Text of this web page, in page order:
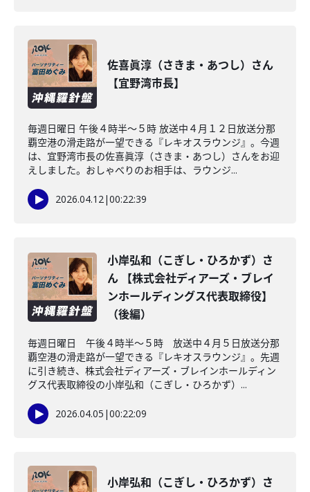
佐喜眞淳（さきま・あつし）さん
【宜野湾市長】
毎週日曜日 午後４時半～５時 放送中４月１２日放送分那
覇空港の滑走路が一望できる『レキオスラウンジ』。今週
は、宜野湾市長の佐喜眞淳（さきま・あつし）さんをお迎
えしました。おしゃべりのお相手は、ラウンジ...
2026.04.12|00:22:39
小岸弘和（こぎし・ひろかず）さ
ん 【株式会社ディアーズ・ブレイ
ンホールディングス代表取締役】
（後編）
毎週日曜日 午後４時半～５時 放送中４月５日放送分那
覇空港の滑走路が一望できる『レキオスラウンジ』。先週
に引き続き、株式会社ディアーズ・ブレインホールディン
グス代表取締役の小岸弘和（こぎし・ひろかず）...
2026.04.05 |00:22:09
小岸弘和（こぎし・ひろかず）さ